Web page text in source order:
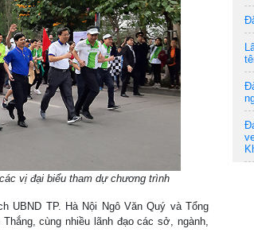
vị đại biểu tham dự chương trình
UBND TP. Hà Nội Ngô Văn Quý và Tổng
cùng nhiều lãnh đạo các sở, ngành,